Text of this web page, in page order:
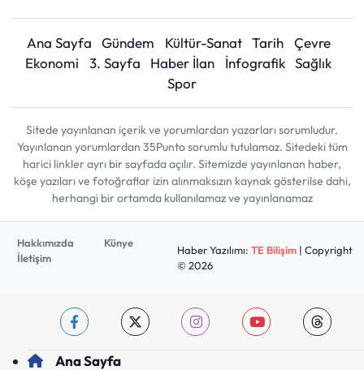
Ana Sayfa Gündem Kültür-Sanat Tarih
Çevre
Ekonomi
3. Sayfa Haber İlan İnfografik Sağlık
Spor
Sitede yayınlanan içerik ve yorumlardan yazarları sorumludur.
Yayınlanan yorumlardan 35Punto sorumlu tutulamaz. Sitedeki tüm
harici linkler ayrı bir sayfada açılır. Sitemizde yayınlanan haber,
köşe yazıları ve fotoğraflar izin alınmaksızın kaynak gösterilse dahi,
herhangi bir ortamda kullanılamaz ve yayınlanamaz
Hakkımızda
Künye
İletişim
Haber Yazılımı: TE Bilişim| Copyright
© 2026
Ana Sayfa